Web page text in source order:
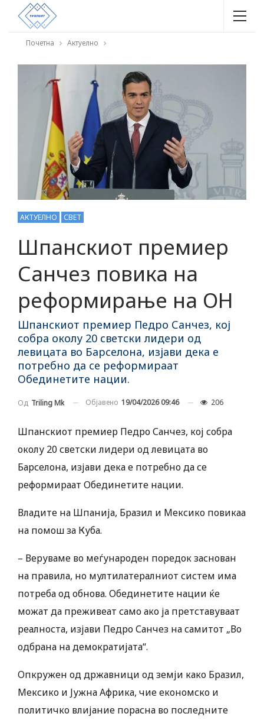
Почетна Актуелно
АКТУЕЛНО СВЕТ
Шпанскиот премиер
Санчез повика на
реформирање на ОН
Шпанскиот премиер Педро Санчез, кој
собра околу 20 светски лидери од
левицата во Барселона, изјави дека е
потребно да се реформираат
Обединетите нации.
Од Triling Mk Објавено 19/04/2026 09:46 206
Шпанскиот премиер Педро Санчез, кој собра
околу 20 светски лидери од левицата во
Барселона, изјави дека е потребно да се
реформираат Обединетите нации.
Владите на Шпанија, Бразил и Мексико повикаа
на помош за Куба.
– Веруваме во меѓународен поредок заснован
на правила, но мултилатералниот систем има
потреба од обнова. Обединетите нации ќе
можат да преживеат само ако ја претставуваат
реалноста, изјави Педро Санчез на самитот „Во
одбрана на демократијата“.
Опкружен од државници од земји како Бразил,
Мексико и Јужна Африка, чие економско и
политичко влијание порасна во последните